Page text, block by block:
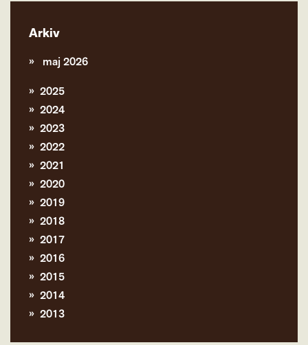
Arkiv
maj 2026
2025
2024
2023
2022
2021
2020
2019
2018
2017
2016
2015
2014
2013